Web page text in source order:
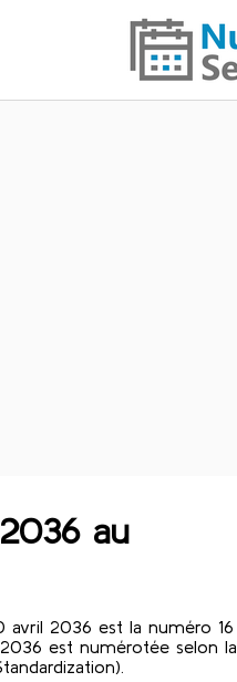
au
avril 2036 est la numéro 16
est numérotée selon la